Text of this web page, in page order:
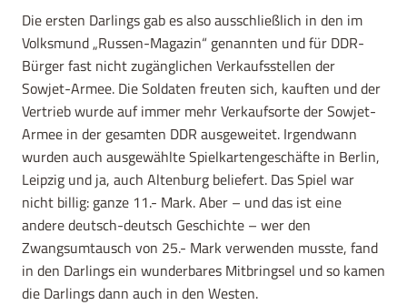
Die ersten Darlings gab es also ausschließlich in den im
Volksmund „Russen-Magazin“ genannten und für DDR-
Bürger fast nicht zugänglichen Verkaufsstellen der
Sowjet-Armee. Die Soldaten freuten sich, kauften und der
Vertrieb wurde auf immer mehr Verkaufsorte der Sowjet-
Armee in der gesamten DDR ausgeweitet. Irgendwann
wurden auch ausgewählte Spielkartengeschäfte in Berlin,
Leipzig und ja, auch Altenburg beliefert. Das Spiel war
nicht billig: ganze 11.- Mark. Aber – und das ist eine
andere deutsch-deutsch Geschichte – wer den
Zwangsumtausch von 25.- Mark verwenden musste, fand
in den Darlings ein wunderbares Mitbringsel und so kamen
die Darlings dann auch in den Westen.